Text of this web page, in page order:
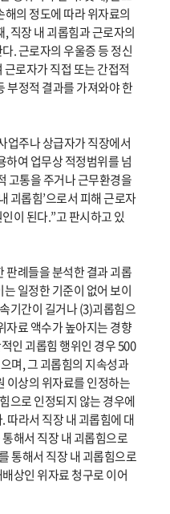
의 정도에 따라 위자료의
직장 내 괴롭힘과 근로자의
. 근로자의 우울증 등 정신
로자가 직접 또는 간접적
부정적 결과를 가져와야 한
업주나 상급자가 직장에서
하여 업무상 적정범위를 넘
고통을 주거나 근무환경을
괴롭힘’으로서 피해 근로자
이 된다.”고 판시하고 있
판례들을 분석한 결과 괴롭
일정한 기준이 없어 보이
기간이 길거나 (3)괴롭힘으
자료 액수가 높아지는 경향
인 괴롭힘 행위인 경우 500
며, 그 괴롭힘의 지속성과
이상의 위자료를 인정하는
으로 인정되지 않는 경우에
따라서 직장 내 괴롭힘에 대
해서 직장 내 괴롭힘으로
통해서 직장 내 괴롭힘으로
상인 위자료 청구로 이어